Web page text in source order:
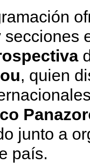
secciones
, quien
junto a
país.